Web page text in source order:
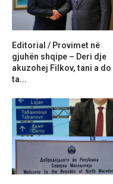
Editorial / Provimet në
gjuhën shqipe – Deri dje
akuzohej Filkov, tani a do
ta...